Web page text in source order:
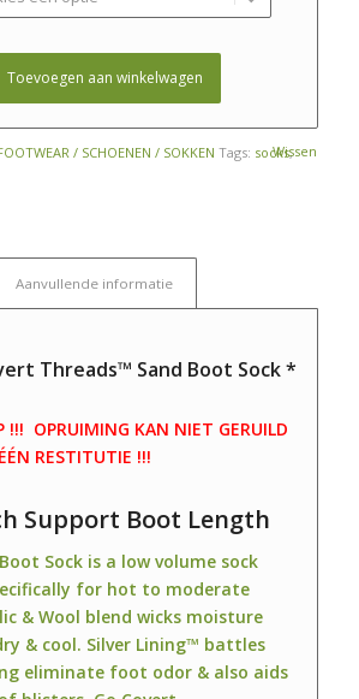
Wissen
Toevoegen aan winkelwagen
/ SCHOENEN / SOKKEN Tags: socks,
Aanvullende informatie
Threads™ Sand Boot Sock *
!!! OPRUIMING KAN NIET GERUILD
RESTITUTIE !!!
Support Boot Length
Sock is a low volume sock
for hot to moderate
& Wool blend wicks moisture
& cool. Silver Lining™ battles
eliminate foot odor & also aids